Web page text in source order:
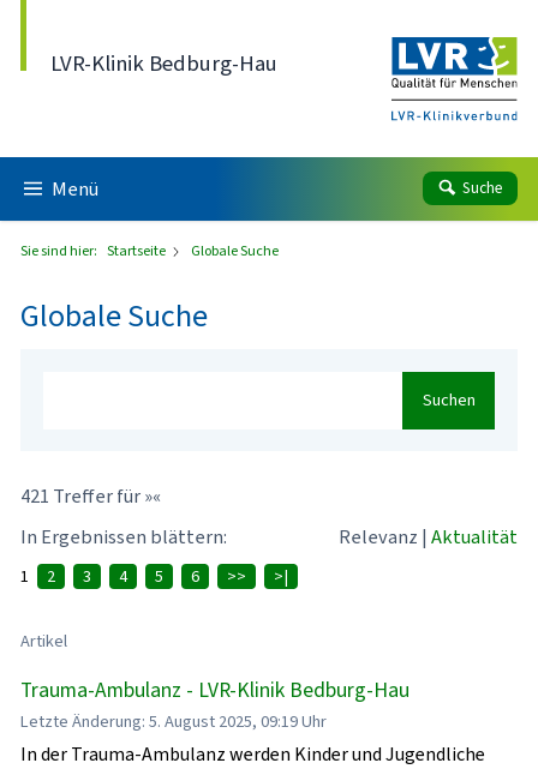
LVR-Klinik Bedburg-Hau
Menü Suche
Sie sind hier: Startseite Globale Suche
Globale Suche
Suchen
421 Treffer für »«
In Ergebnissen blättern:
Relevanz | Aktualität
1 2 3 4 5 6 >> >|
Artikel
Trauma-Ambulanz - LVR-Klinik Bedburg-Hau
Letzte Änderung: 5. August 2025, 09:19 Uhr
In der Trauma-Ambulanz werden Kinder und Jugendliche